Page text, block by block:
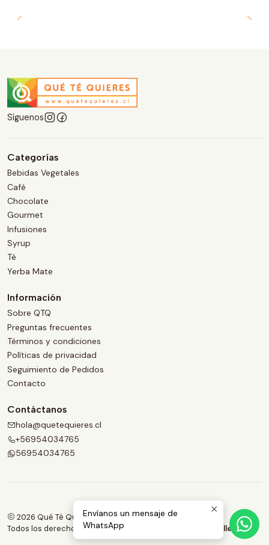
Síguenos
Categorías
Bebidas Vegetales
Café
Chocolate
Gourmet
Infusiones
Syrup
Té
Yerba Mate
Información
Sobre QTQ
Preguntas frecuentes
Términos y condiciones
Políticas de privacidad
Seguimiento de Pedidos
Contacto
Contáctanos
hola@quetequieres.cl
+56954034765
56954034765
2026 Qué Té Quieres.
Todos los derechos reservados.
Desarrollado por Jumpseller
Envíanos un mensaje de
WhatsApp